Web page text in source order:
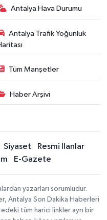
Antalya Hava Durumu
Antalya Trafik Yoğunluk
Tüm Manşetler
Haber Arşivi
Siyaset
Resmi İlanlar
E-Gazete
yazarları sorumludur.
Antalya Son Dakika Haberleri
tüm harici linkler ayrı bir